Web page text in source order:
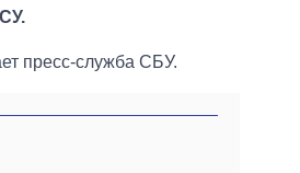
пресс-служба СБУ.